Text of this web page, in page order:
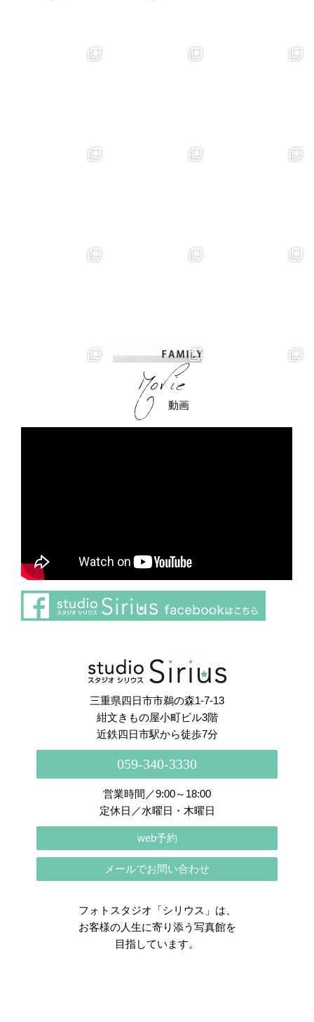
Instagram でフォロー
動画
三重県四日市市鵜の森1-7-13
紺文きもの屋小町ビル3階
近鉄四日市駅から徒歩7分
059-340-3330
営業時間／9:00～18:00
定休日／水曜日・木曜日
web予約
メールでお問い合わせ
フォトスタジオ「シリウス」は、
お客様の人生に寄り添う写真館を
目指しています。